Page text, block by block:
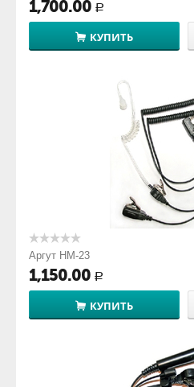
1,700.00 Р
КУПИТЬ
Аргут HM-23
1,150.00 Р
КУПИТЬ